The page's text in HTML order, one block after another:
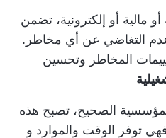
مالية أو إلكترونية، تضمن
التغاضي عن أي مخاطر.
المخاطر وتحسين
الصحيح، تصبح هذه
فهي توفر الوقت والموارد و